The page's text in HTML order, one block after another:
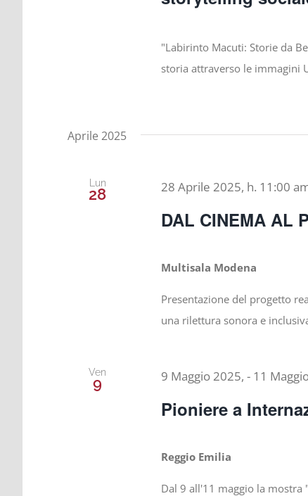
"Labirinto Macuti: Storie da
storia attraverso le immagini
Aprile 2025
Lun
28
DAL CINEMA AL
28 Aprile 2025, h. 11:00
Multisala Modena
Presentazione del progetto
una rilettura sonora e
Ven
9
Pioniere a
9 Maggio 2025, - 11
Reggio Emilia
Dal 9 all'11 maggio la mostra